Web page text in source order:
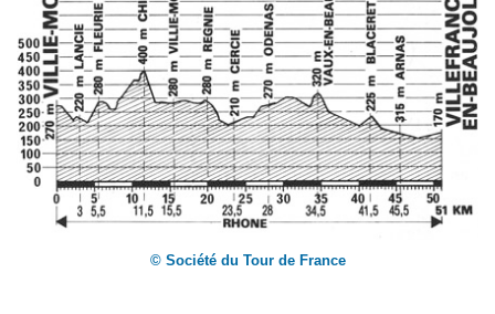
© Société du Tour de France